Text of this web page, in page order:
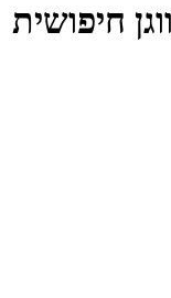
חיפושית